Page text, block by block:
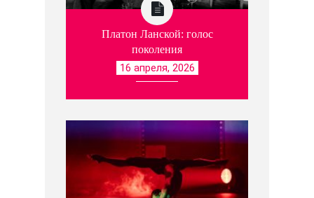
Платон Ланской: голос
поколения
16 апреля, 2026